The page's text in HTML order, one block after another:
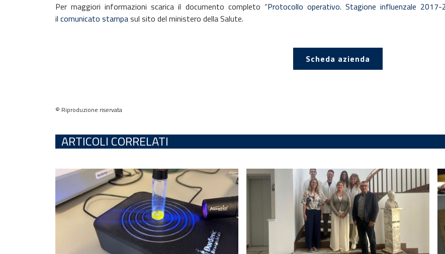
Per maggiori informazioni scarica il documento completo “Protocollo operativo. Stagione influenzale 2017-
il comunicato stampasul sito del ministero della Salute.
Scheda azienda
© Riproduzione riservata
ARTICOLI CORRELATI